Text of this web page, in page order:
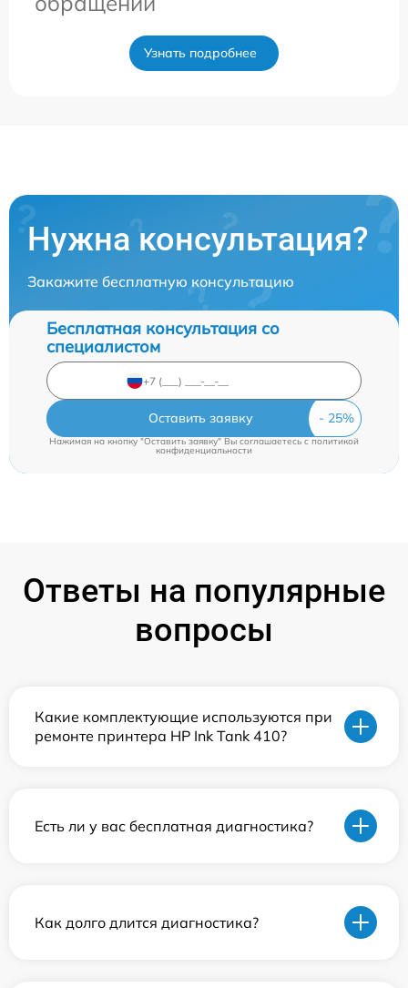
Узнать подробнее
Нужна консультация?
Закажите бесплатную консультацию
Бесплатная консультация со
специалистом
Оставить заявку
Нажимая на кнопку "Оставить заявку" Вы соглашаетесь c политикой
конфиденциальности
Ответы на популярные
вопросы
Какие комплектующие используются при
ремонте принтера HP Ink Tank 410?
Есть ли у вас бесплатная диагностика?
Как долго длится диагностика?